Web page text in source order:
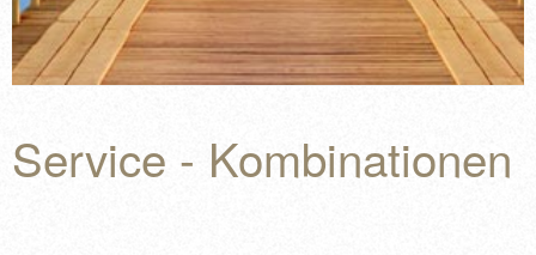
SHOP +
NEWS
Service - Kombinationen